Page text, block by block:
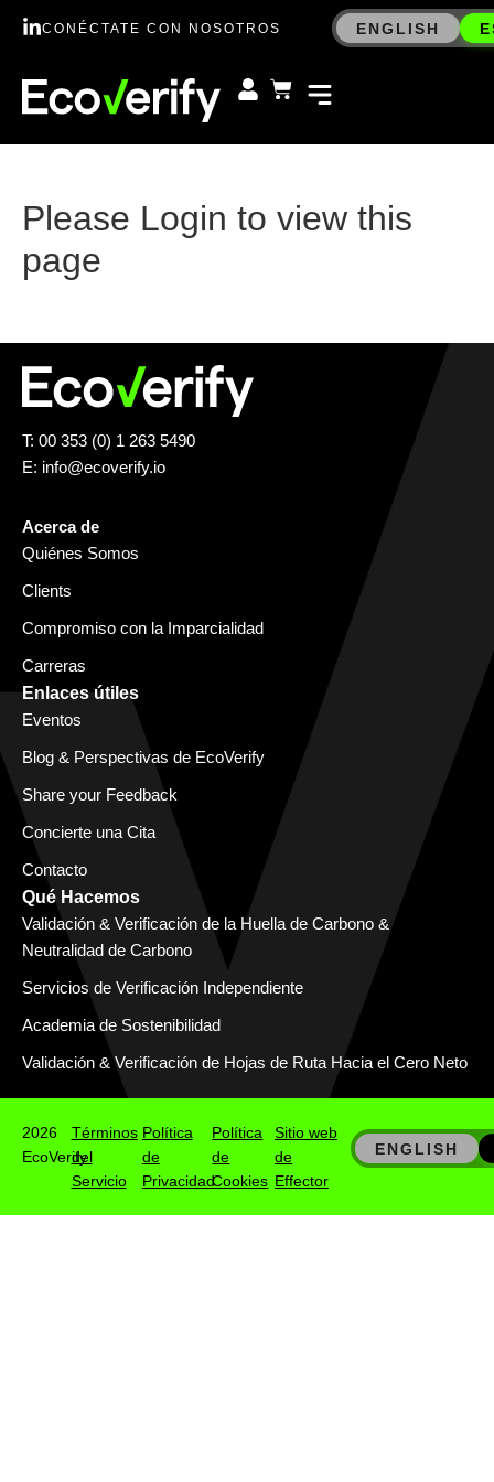
CONÉCTATE CON NOSOTROS ENGLISH
Please Login to view this
page
T: 00 353 (0) 1 263 5490
E: info@ecoverify.io
Acerca de
Quiénes Somos
Clients
Compromiso con la Imparcialidad
Carreras
Enlaces útiles
Eventos
Blog & Perspectivas de EcoVerify
Share your Feedback
Concierte una Cita
Contacto
Qué Hacemos
Validación & Verificación de la Huella de Carbono &
Neutralidad de Carbono
Servicios de Verificación Independiente
Academia de Sostenibilidad
Validación & Verificación de Hojas de Ruta Hacia el Cero Neto
2026
EcoVerify
Términos
del
Servicio
Política
de
Privacidad
Política
de
Cookies
Sitio web
de
Effector
ENGLISH